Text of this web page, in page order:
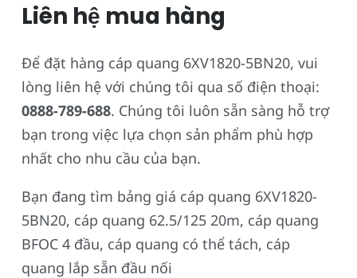
Liên hệ mua hàng
Để đặt hàng cáp quang 6XV1820-5BN20, vui
lòng liên hệ với chúng tôi qua số điện thoại:
0888-789-688. Chúng tôi luôn sẵn sàng hỗ trợ
bạn trong việc lựa chọn sản phẩm phù hợp
nhất cho nhu cầu của bạn.
Bạn đang tìm bảng giá cáp quang 6XV1820-
5BN20, cáp quang 62.5/125 20m, cáp quang
BFOC 4 đầu, cáp quang có thể tách, cáp
quang lắp sẵn đầu nối